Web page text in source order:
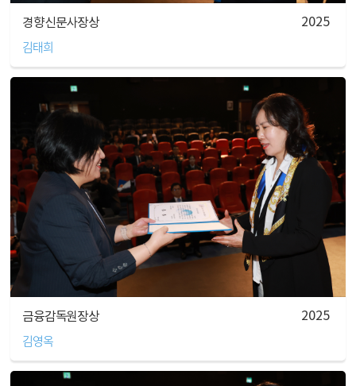
경향신문사장상 2025
김태희
금융감독원장상 2025
김영옥